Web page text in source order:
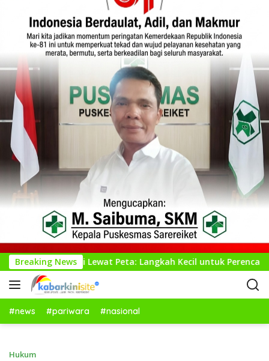
Breaking News
Lewat Peta: Langkah Kecil untuk Perencanaan yang Lebih
#news #pariwara #nasional
Hukum